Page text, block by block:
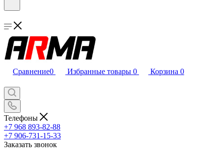
Сравнение0 Избранные товары 0 Корзина 0
Телефоны
+7 968 893-82-88
+7 906-731-15-33
Заказать звонок